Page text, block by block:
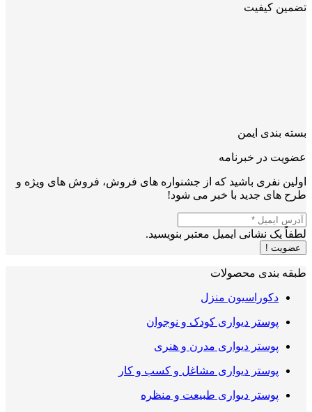
تضمین کیفیت
بسته بندی ایمن
عضویت در خبرنامه
اولین نفری باشید که از جشنواره های فروش، فروش های ویژه و
طرح های جدید با خبر می شود!
لطفاً یک نشانی ایمیل معتبر بنویسید.
عضویت !
طبقه بندی محصولات
دکوراسیون منزل
پوستر دیواری کودک و نوجوان
پوستر دیواری مدرن و هنری
پوستر دیواری مشاغل و کسب و کار
پوستر دیواری طبیعت و منظره